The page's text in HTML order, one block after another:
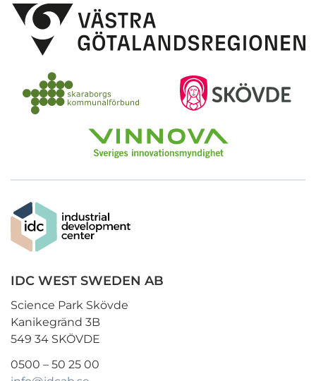
IDC WEST SWEDEN AB
Science Park Skövde
Kanikegränd 3B
549 34 SKÖVDE
0500 – 50 25 00